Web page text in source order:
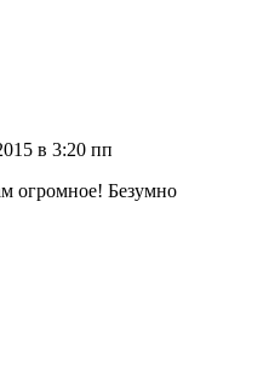
в 3:20 пп
огромное! Безумно